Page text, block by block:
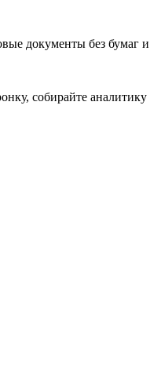
документы без бумаг
собирайте